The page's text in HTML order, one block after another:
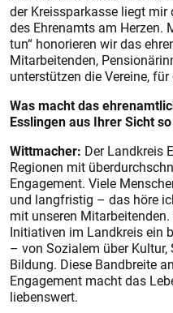
der Kreissparkasse liegt
des Ehrenamts am Herzen.
tun“ honorieren wir das
Mitarbeitenden,
unterstützen die Vereine,
Was macht das
Esslingen aus Ihrer Sicht
Wittmacher: Der Landkreis
Regionen mit
Engagement. Viele
und langfristig – das höre
mit unseren
Initiativen im Landkreis ein
– von Sozialem über
Bildung. Diese Bandbreite
Engagement macht das
liebenswert.